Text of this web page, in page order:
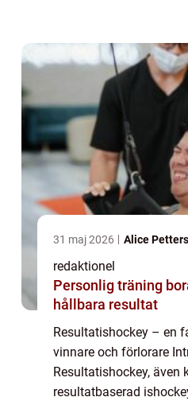
lagens prest...
31 maj 2026 Alice
redaktionel
Personlig träning borås en
hållbara resultat
Resultatishockey – en
vinnare och förlorare
Resultatishockey, även
resultatbaserad